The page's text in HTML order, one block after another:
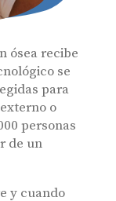
ósea recibe
se
para
o
personas
de un
y cuando